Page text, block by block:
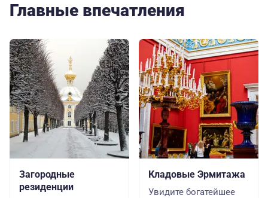
Главные впечатления
Загородные
резиденции
Кладовые Эрмитажа
Увидите богатейшее